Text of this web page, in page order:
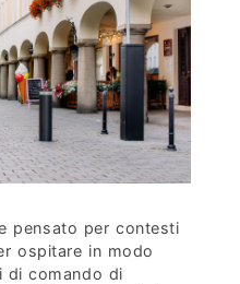
pensato per contesti
ospitare in modo
di comando di